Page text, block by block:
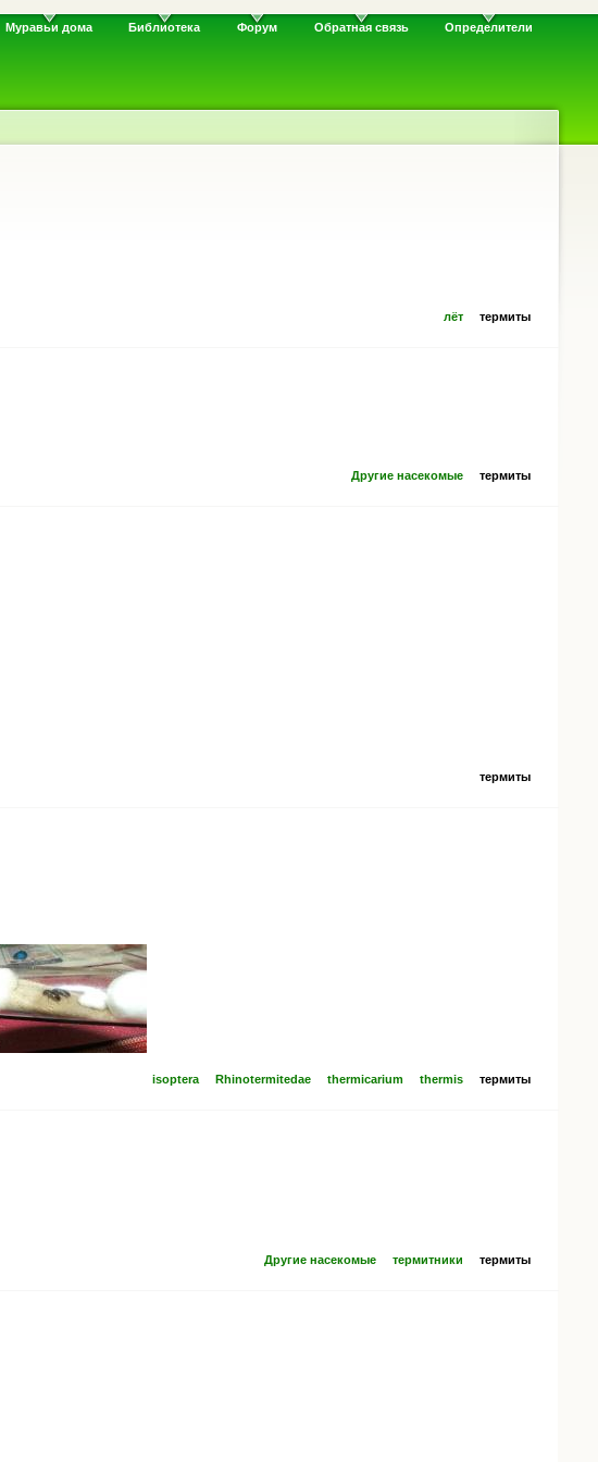
Муравьи дома Библиотека Форум Обратная связь Определители
лёт термиты
Другие насекомые термиты
термиты
isoptera Rhinotermitedae thermicarium thermis термиты
Другие насекомые термитники термиты